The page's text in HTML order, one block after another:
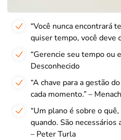
“Você nunca encontrará
quiser tempo, você deve
“Gerencie seu tempo ou
Desconhecido
“A chave para a gestão
cada momento.” –
“Um plano é sobre o
quando. São necessários
– Peter Turla